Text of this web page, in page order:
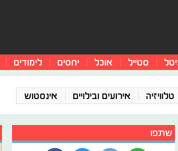
סטייל אוכל יחסים לימודים
טלוויזיה אירועים ובילויים אינסטוש
שתפו